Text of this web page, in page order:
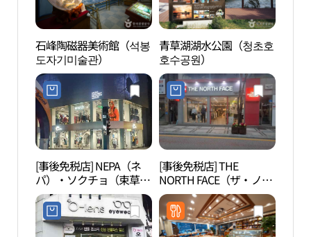
石峰陶磁器美術館（석봉
도자기미술관）
青草湖湖水公園（청초호
호수공원）
[事後免税店] NEPA（ネ
パ）・ソクチョ（束草）
直営店(네파 속초직영점)
[事後免税店] THE
NORTH FACE（ザ・ノー
ス・フェイス）・ソクチ
ョ（束草）店(노스페이
스 속초점)